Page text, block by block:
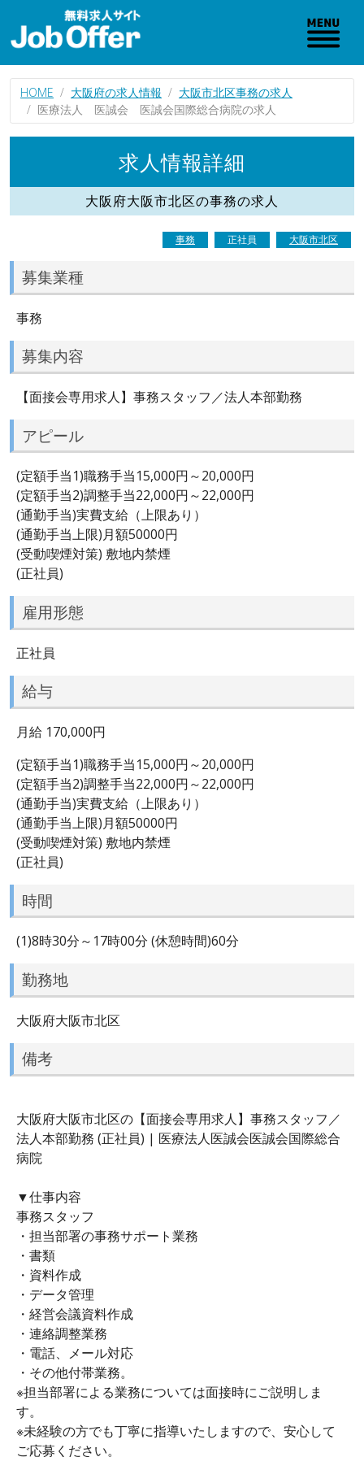
HOME 大阪府の求人情報
大阪市北区事務の求人
医療法人 医誠会 医誠会国際総合病院の求人
求人情報詳細
大阪府大阪市北区の事務の求人
事務 正社員 大阪市北区
募集業種
事務
募集内容
【面接会専用求人】事務スタッフ／法人本部勤務
アピール
(定額手当1)職務手当15,000円～20,000円
(定額手当2)調整手当22,000円～22,000円
(通勤手当)実費支給（上限あり）
(通勤手当上限)月額50000円
(受動喫煙対策) 敷地内禁煙
(正社員)
雇用形態
正社員
給与
月給 170,000円
(定額手当1)職務手当15,000円～20,000円
(定額手当2)調整手当22,000円～22,000円
(通勤手当)実費支給（上限あり）
(通勤手当上限)月額50000円
(受動喫煙対策) 敷地内禁煙
(正社員)
時間
(1)8時30分～17時00分 (休憩時間)60分
勤務地
大阪府大阪市北区
備考
大阪府大阪市北区の【面接会専用求人】事務スタッフ／
法人本部勤務 (正社員) | 医療法人医誠会医誠会国際総合
病院
▼仕事内容
事務スタッフ
・担当部署の事務サポート業務
・書類
・資料作成
・データ管理
・経営会議資料作成
・連絡調整業務
・電話、メール対応
・その他付帯業務。
※担当部署による業務については面接時にご説明しま
す。
※未経験の方でも丁寧に指導いたしますので、安心して
ご応募ください。